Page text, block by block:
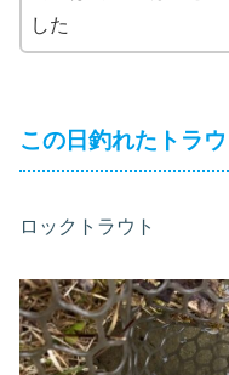
した
この日釣れたトラ
ロックトラウト